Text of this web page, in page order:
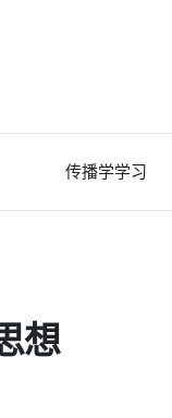
传播学学习
想